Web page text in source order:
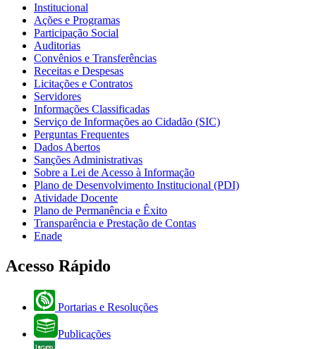
Institucional
Ações e Programas
Participação Social
Auditorias
Convênios e Transferências
Receitas e Despesas
Licitações e Contratos
Servidores
Informações Classificadas
Serviço de Informações ao Cidadão (SIC)
Perguntas Frequentes
Dados Abertos
Sanções Administrativas
Sobre a Lei de Acesso à Informação
Plano de Desenvolvimento Institucional (PDI)
Atividade Docente
Plano de Permanência e Êxito
Transparência e Prestação de Contas
Enade
Acesso Rápido
Portarias e Resoluções
Publicações